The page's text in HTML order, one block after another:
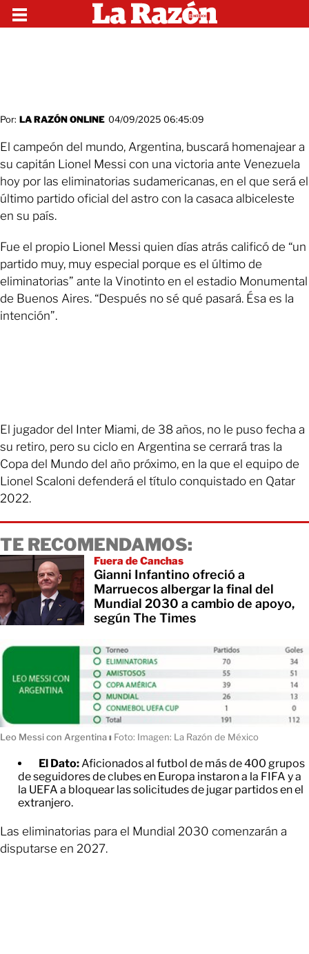
Por: LA RAZÓN ONLINE 04/09/2025 06:45:09
El campeón del mundo, Argentina, buscará homenajear a
su capitán Lionel Messi con una victoria ante Venezuela
hoy por las eliminatorias sudamericanas, en el que será el
último partido oficial del astro con la casaca albiceleste
en su país.
Fue el propio Lionel Messi quien días atrás calificó de “un
partido muy, muy especial porque es el último de
eliminatorias” ante la Vinotinto en el estadio Monumental
de Buenos Aires. “Después no sé qué pasará. Ésa es la
intención”.
El jugador del Inter Miami, de 38 años, no le puso fecha a
su retiro, pero su ciclo en Argentina se cerrará tras la
Copa del Mundo del año próximo, en la que el equipo de
Lionel Scaloni defenderá el título conquistado en Qatar
2022.
TE RECOMENDAMOS:
Fuera de Canchas
Gianni Infantino ofreció a
Marruecos albergar la final del
Mundial 2030 a cambio de apoyo,
según The Times
Leo Messi con Argentinaı Foto: Imagen: La Razón de México
El Dato: Aficionados al futbol de más de 400 grupos
de seguidores de clubes en Europa instaron a la FIFA y a
la UEFA a bloquear las solicitudes de jugar partidos en el
extranjero.
Las eliminatorias para el Mundial 2030 comenzarán a
disputarse en 2027.